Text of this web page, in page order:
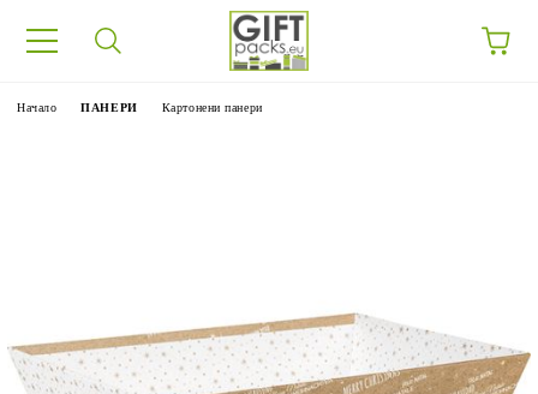
Начало ПАНЕРИ Картонени панери